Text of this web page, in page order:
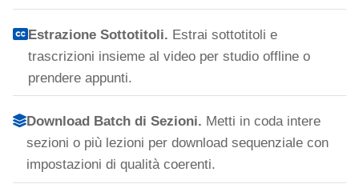
Estrazione Sottotitoli. Estrai sottotitoli e
trascrizioni insieme al video per studio offline o
prendere appunti.
Download Batch di Sezioni. Metti in coda intere
sezioni o più lezioni per download sequenziale con
impostazioni di qualità coerenti.